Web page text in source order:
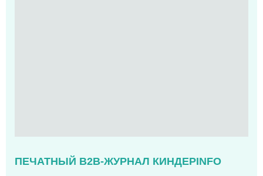
ПЕЧАТНЫЙ B2B-ЖУРНАЛ КИНДЕРINFO